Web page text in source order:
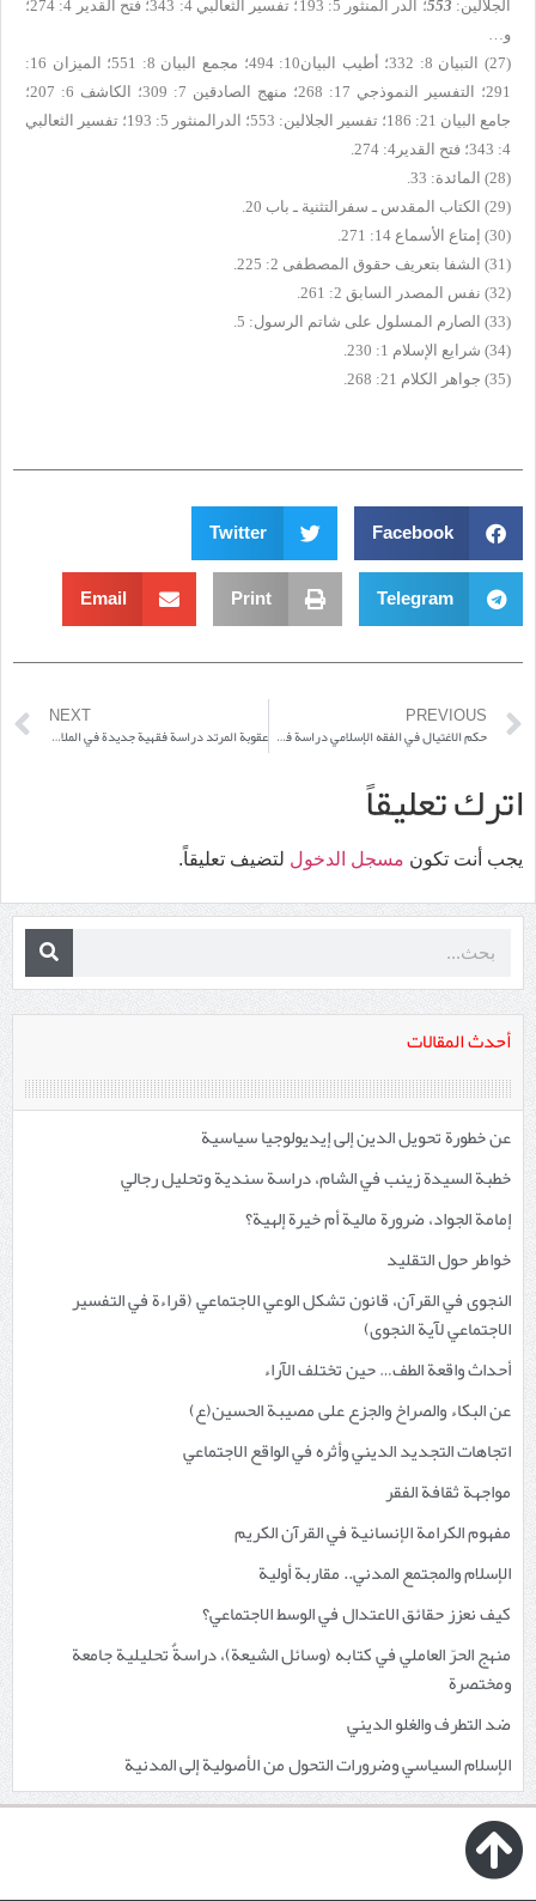
أحدث المقالات
عن خطورة تحويل الدين إلى إيديولوجيا سياسية
خطبة السيدة زينب في الشام، دراسة سندية وتحليل رجالي
إمامة الجواد، ضرورة مالية أم خيرة إلهية؟
خواطر حول التقليد
النجوى في القرآن، قانون تشكل الوعي الاجتماعي (قراءة في التفسير
الاجتماعي لآية النجوى)
أحداث واقعة الطف… حين تختلف الآراء
عن البكاء والصراخ والجزع على مصيبة الحسين(ع)
اتجاهات التجديد الديني وأثره في الواقع الاجتماعي
مواجهة ثقافة الفقر
مفهوم الكرامة الإنسانية في القرآن الكريم
الإسلام والمجتمع المدني.. مقاربة أولية
كيف نعزز حقائق الاعتدال في الوسط الاجتماعي؟
منهج الحرّ العاملي في كتابه (وسائل الشيعة)، دراسةٌ تحليلية جامعة
ومختصرة
ضد التطرف والغلو الديني
الإسلام السياسي وضرورات التحول من الأصولية إلى المدنية
الجلالين: 553
؛ الدر المنثور 5: 193؛ تفسير الثعالبي 4: 343؛ فتح القدير 4: 274؛
و…
(27)
التبيان 8: 332؛ أطيب البيان10: 494؛ مجمع البيان 8: 551؛ الميزان 16:
291؛ التفسير النموذجي 17: 268؛ منهج الصادقين 7: 309؛ الكاشف 6: 207؛
جامع البيان 21: 186؛ تفسير الجلالين: 553؛ الدرالمنثور 5: 193؛ تفسير الثعالبي
4: 343؛ فتح القدير4: 274.
(28)
المائدة: 33.
(29)
الكتاب المقدس ـ سفرالتثنية ـ باب 20.
(30)
إمتاع الأسماع 14: 271.
(31)
الشفا بتعريف حقوق المصطفى 2: 225.
(32)
نفس المصدر السابق 2: 261.
(33)
الصارم المسلول على شاتم الرسول: 5.
(34)
شرايع الإسلام 1: 230.
(35)
جواهر الكلام 21: 268.
Facebook
Twitter
Telegram
Print
Email
PREVIOUS
حكم الاغتيال في الفقه الإسلامي دراسة في حديث «الإيمان قيد الفتك»
NEXT
عقوبة المرتد دراسة فقهية جديدة في الملابسات والظروف
اترك تعليقاً
يجب أنت تكون مسجل الدخول لتضيف تعليقاً.